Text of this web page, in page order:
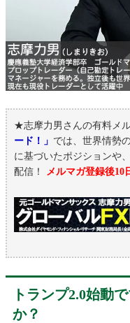
★志摩力男さんの有料メ
ード！」 では、世界情勢
に基づいたポジションや
配信！
メルマガ登録後10
トランプ2.0始動
か？